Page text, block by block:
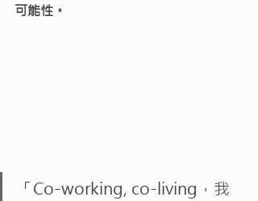
可能性。
「Co-working, co-living，我